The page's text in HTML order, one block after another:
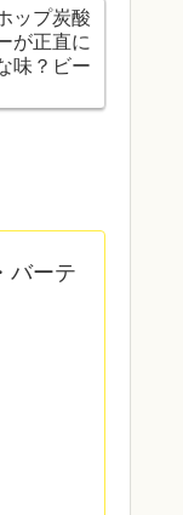
ップ炭酸
が正直に
味？ビー
バーテ